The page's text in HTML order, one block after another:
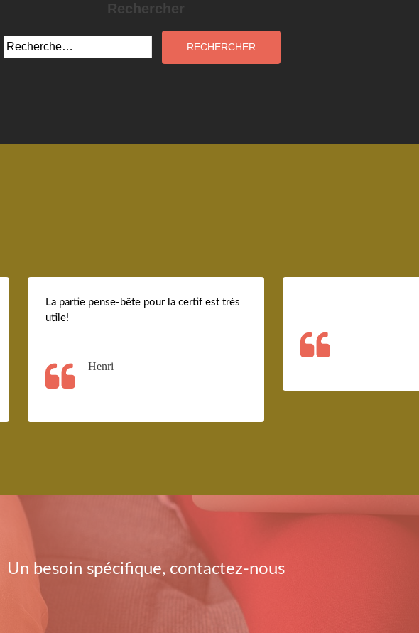
Rechercher
Rechercher :
La partie pense-bête pour la certif est très
utile!
Henri
Un besoin spécifique, contactez-nous